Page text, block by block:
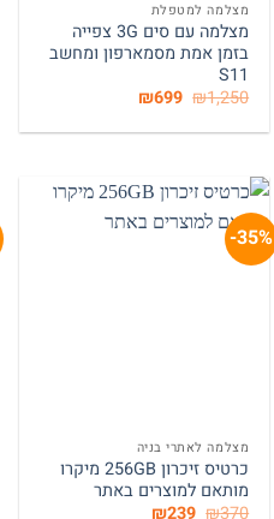
מצלמה למטפלת
מצלמה עם סים 3G צפייה
בזמן אמת מסמארפון ומחשב
S11
₪1,250 המחיר
היה:
₪699
הוא:
35%-
מצלמה לאתרי בניה
כרטיס זיכרון 256GB מיקרו
מותאם למוצרים באתר
₪370 המחיר
₪239